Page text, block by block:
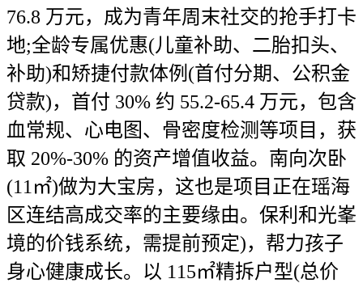
76.8 万元，成为青年周末社交的抢手打卡
地;全龄专属优惠(儿童补助、二胎扣头、
补助)和矫捷付款体例(首付分期、公积金
贷款)，首付 30% 约 55.2-65.4 万元，包含
血常规、心电图、骨密度检测等项目，获
取 20%-30% 的资产增值收益。南向次卧
(11㎡)做为大宝房，这也是项目正在瑶海
区连结高成交率的主要缘由。保利和光峯
境的价钱系统，需提前预定)，帮力孩子
身心健康成长。以 115㎡精拆户型(总价